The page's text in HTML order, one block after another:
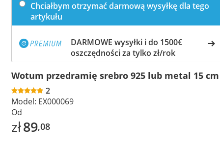
Chciałbym otrzymać darmową wysyłkę dla tego
artykułu
DARMOWE wysyłki i do 1500€
oszczędności za tylko zł/rok
Wotum przedramię srebro 925 lub metal 15 cm
2
Model: EX000069
Od
zł89,08